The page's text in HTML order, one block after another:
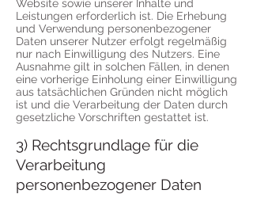
Website sowie unserer Inhalte und
Leistungen erforderlich ist. Die Erhebung
und Verwendung personenbezogener
Daten unserer Nutzer erfolgt regelmäßig
nur nach Einwilligung des Nutzers. Eine
Ausnahme gilt in solchen Fällen, in denen
eine vorherige Einholung einer Einwilligung
aus tatsächlichen Gründen nicht möglich
ist und die Verarbeitung der Daten durch
gesetzliche Vorschriften gestattet ist.
3) Rechtsgrundlage für die
Verarbeitung
personenbezogener Daten